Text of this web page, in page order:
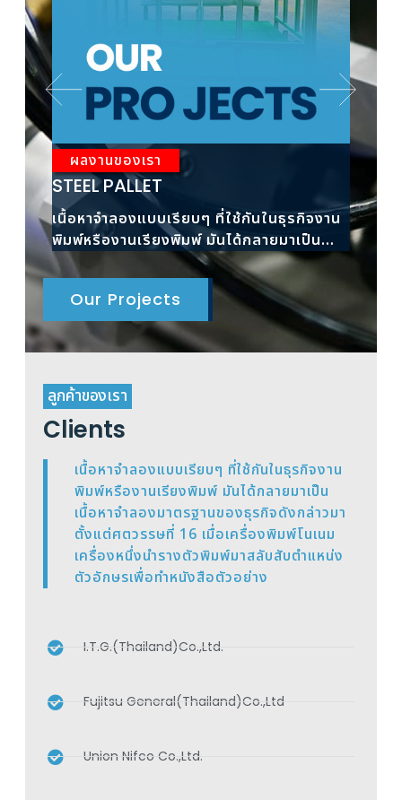
ผลงานของเรา
STEEL PALLET
เนื้อหาจำลองแบบเรียบๆ ที่ใช้กันในธุรกิจงาน
พิมพ์หรืองานเรียงพิมพ์ มันได้กลายมาเป็น
เนื้อหาจำลองมาตรฐาน
เนื้อ
Our Projects
ลูกค้าของเรา
Clients
เนื้อหาจำลองแบบเรียบๆ ที่ใช้กันในธุรกิจงาน
พิมพ์หรืองานเรียงพิมพ์ มันได้กลายมาเป็น
เนื้อหาจำลองมาตรฐานของธุรกิจดังกล่าวมา
ตั้งแต่ศตวรรษที่ 16 เมื่อเครื่องพิมพ์โนเนม
เครื่องหนึ่งนำรางตัวพิมพ์มาสลับสับตำแหน่ง
ตัวอักษรเพื่อทำหนังสือตัวอย่าง
I.T.G.(Thailand)Co.,Ltd.
Fujitsu General(Thailand)Co.,Ltd
Union Nifco Co.,Ltd.